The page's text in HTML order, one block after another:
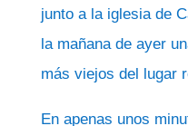
junto a la iglesia de
la mañana de ayer
más viejos del lugar
En apenas unos